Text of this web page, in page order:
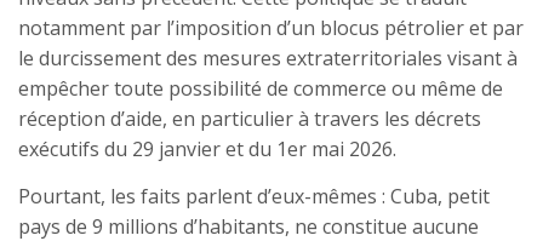
notamment par l’imposition d’un blocus pétrolier et par
le durcissement des mesures extraterritoriales visant à
empêcher toute possibilité de commerce ou même de
réception d’aide, en particulier à travers les décrets
exécutifs du 29 janvier et du 1er mai 2026.
Pourtant, les faits parlent d’eux-mêmes : Cuba, petit
pays de 9 millions d’habitants, ne constitue aucune